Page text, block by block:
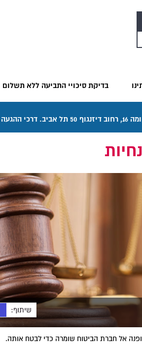
בדיקת סיכויי התביעה ללא תשלום
שיתוף:
אל חברת הביטוח שומרה כדי לבטח אותה.